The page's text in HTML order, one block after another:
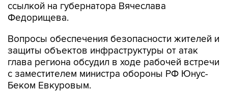
ссылкой на губернатора Вячеслава
Федорищева.
Вопросы обеспечения безопасности жителей и
защиты объектов инфраструктуры от атак
глава региона обсудил в ходе рабочей встречи
с заместителем министра обороны РФ Юнус-
Беком Евкуровым.